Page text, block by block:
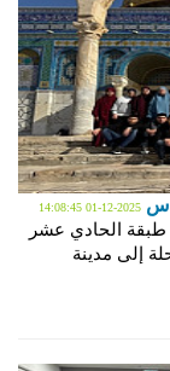
2025-12-01 14:08:45
الحادي عشر
الاربعاء والخميس 2025-11-26/27 رحلة إلى مدينة